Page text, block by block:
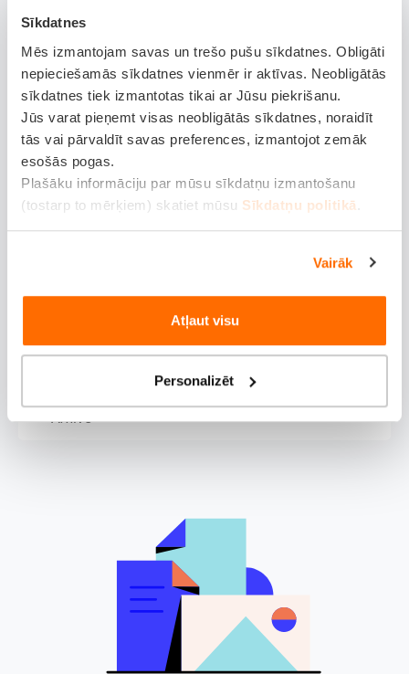
Sīkdatnes
Mēs izmantojam savas un trešo pušu sīkdatnes. Obligāti
nepieciešamās sīkdatnes vienmēr ir aktīvas. Neobligātās
sīkdatnes tiek izmantotas tikai ar Jūsu piekrišanu.
Jūs varat pieņemt visas neobligātās sīkdatnes, noraidīt
tās vai pārvaldīt savas preferences, izmantojot zemāk
esošās pogas.
Plašāku informāciju par mūsu sīkdatņu izmantošanu
(tostarp to mērķiem) skatiet mūsu Sīkdatņu politikā
Vairāk
Atļaut visu
Personalizēt
Dokumenti
Noteikumi
Arhīvs